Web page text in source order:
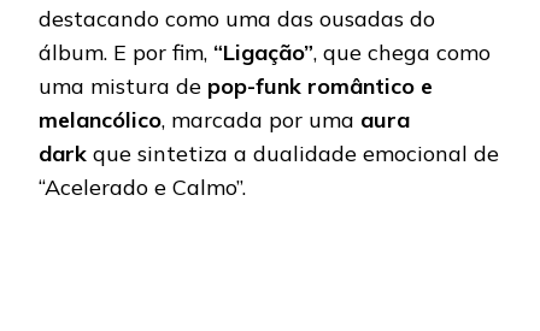
destacando como uma das ousadas do
álbum. E por fim, “Ligação”, que chega como
uma mistura de pop-funk romântico e
melancólico, marcada por uma aura
dark que sintetiza a dualidade emocional de
“Acelerado e Calmo”.